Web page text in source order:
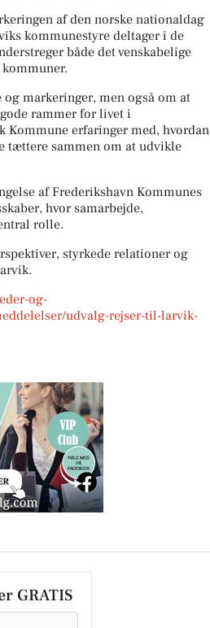
af den norske nationaldag
kommunestyre deltager i de
både det venskabelige
markeringer, men også om at
rammer for livet i
Kommune erfaringer med, hvordan
tættere sammen om at udvikle
af Frederikshavn Kommunes
hvor samarbejde,
rolle.
styrkede relationer og
og-
udvalg-rejser-til-larvik-
GRATIS